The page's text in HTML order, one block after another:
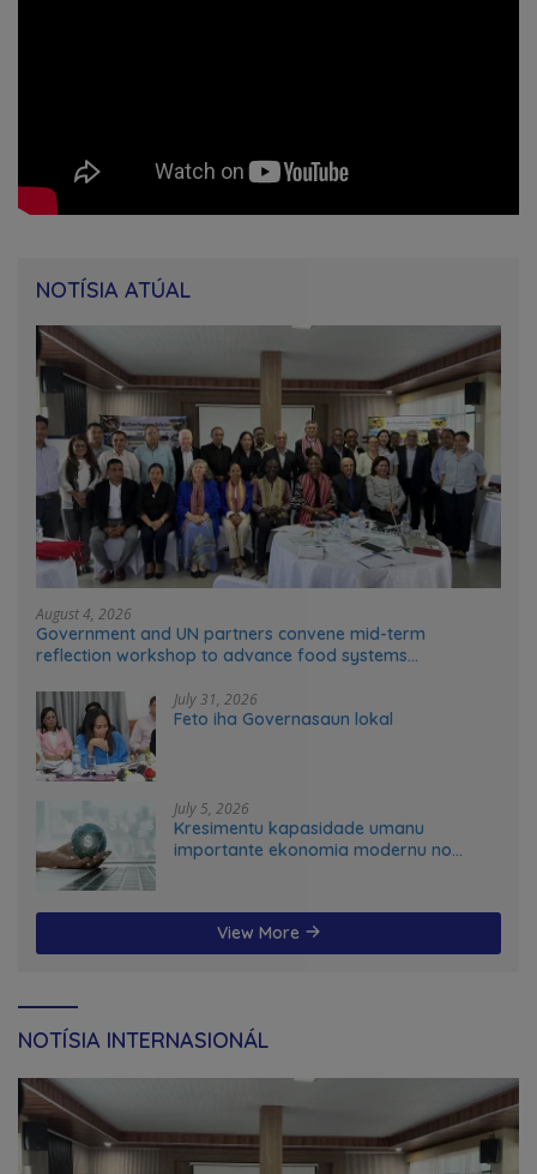
NOTÍSIA ATÚAL
August 4, 2026
Government and UN partners convene mid-term
reflection workshop to advance food systems
July 31, 2026
Feto iha Governasaun lokal
July 5, 2026
Kresimentu kapasidade umanu
importante ekonomia modernu no
View More
NOTÍSIA INTERNASIONÁL